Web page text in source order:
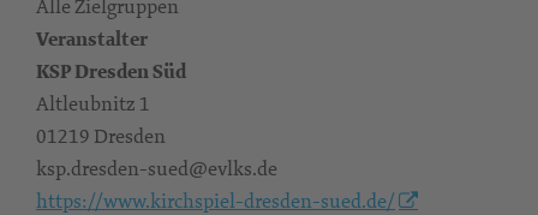
Alle Zielgruppen
Veranstalter
KSP Dresden Süd
Altleubnitz 1
01219 Dresden
ksp.dresden-sued@evlks.de
https://www.kirchspiel-dresden-sued.de/